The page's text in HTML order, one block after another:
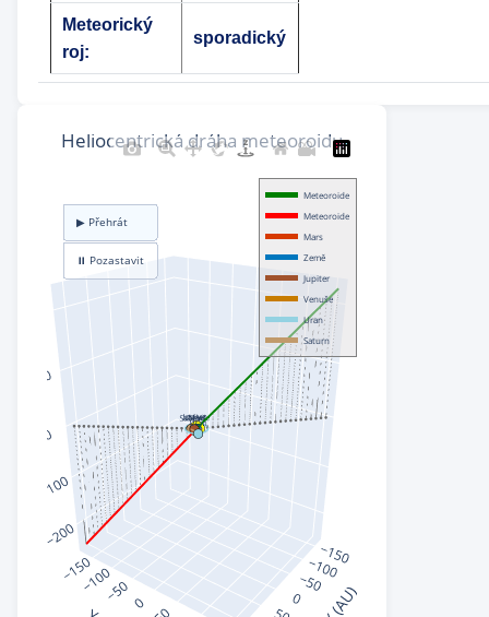
Meteorický
roj:
sporadický